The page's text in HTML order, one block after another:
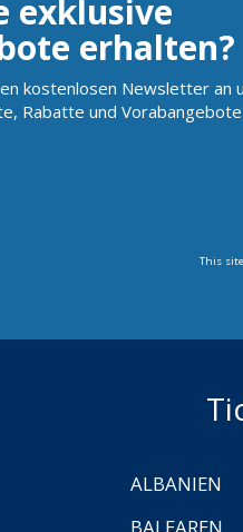
exklusive
erhalten?
kostenlosen Newsletter an
Rabatte und
This
ALBANIEN